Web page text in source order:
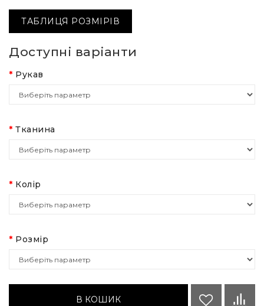
ТАБЛИЦЯ РОЗМІРІВ
Доступні варіанти
Рукав
Тканина
Колір
Розмір
В КОШИК